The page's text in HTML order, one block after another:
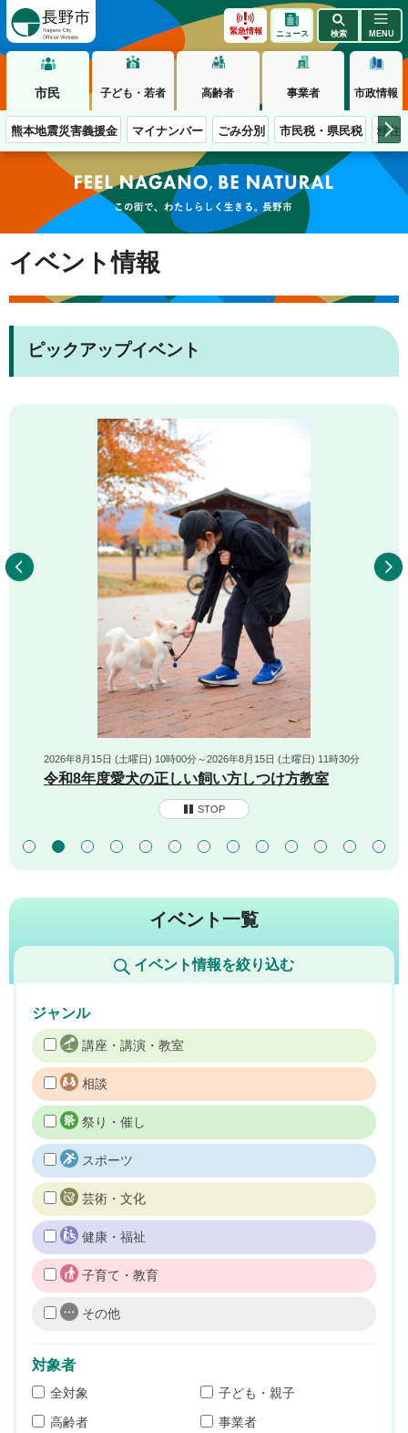
緊急情報 ニュース 検索 MENU
市民 子ども・若者 高齢者 事業者 市政情報
熊本地震災害義援金 マイナンバー ごみ分別 市民税・県民税 移住
この街で、わたしらしく生きる。長野市
イベント情報
ピックアップイベント
2026年8月15日 (土曜日) 10時00分～2026年8月15日 (土曜日) 11時30分
令和8年度愛犬の正しい飼い方しつけ方教室
STOP
イベント一覧
イベント情報を絞り込む
ジャンル
講座・講演・教室
相談
祭り・催し
スポーツ
芸術・文化
健康・福祉
子育て・教育
その他
対象者
全対象
子ども・親子
高齢者
事業者